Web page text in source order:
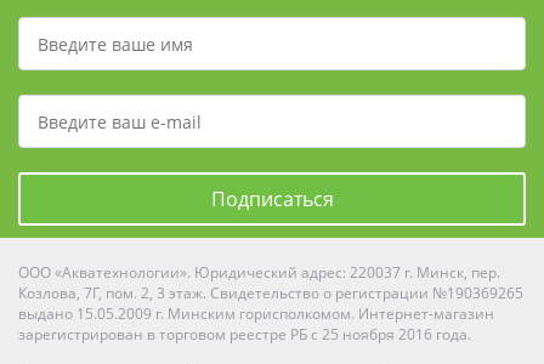
Подписаться
ООО «Акватехнологии». Юридический адрес: 220037 г. Минск, пер.
Козлова, 7Г, пом. 2, 3 этаж. Свидетельство о регистрации №190369265
выдано 15.05.2009 г. Минским горисполкомом. Интернет-магазин
зарегистрирован в торговом реестре РБ с 25 ноября 2016 года.